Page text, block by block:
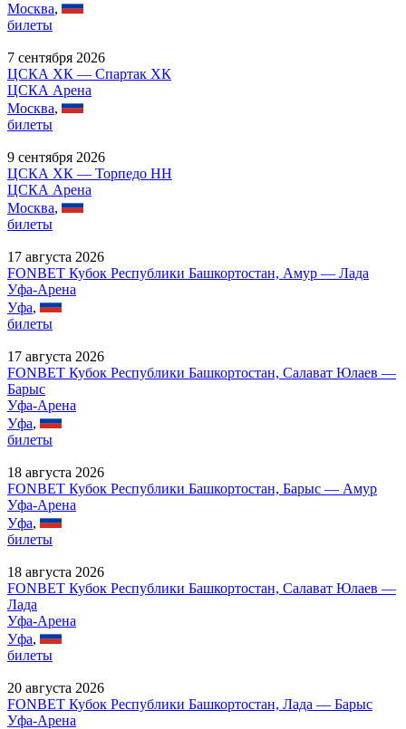
Москва,
билеты
7 сентября 2026
ЦСКА ХК — Спартак ХК
ЦСКА Арена
Москва,
билеты
9 сентября 2026
ЦСКА ХК — Торпедо НН
ЦСКА Арена
Москва,
билеты
17 августа 2026
FONBET Кубок Республики Башкортостан, Амур — Лада
Уфа-Арена
Уфа,
билеты
17 августа 2026
FONBET Кубок Республики Башкортостан, Салават Юлаев —
Барыс
Уфа-Арена
Уфа,
билеты
18 августа 2026
FONBET Кубок Республики Башкортостан, Барыс — Амур
Уфа-Арена
Уфа,
билеты
18 августа 2026
FONBET Кубок Республики Башкортостан, Салават Юлаев —
Лада
Уфа-Арена
Уфа,
билеты
20 августа 2026
FONBET Кубок Республики Башкортостан, Лада — Барыс
Уфа-Арена